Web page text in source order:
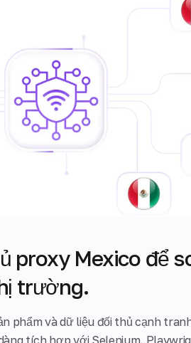
proxy Mexico để
trường.
phẩm và dữ liệu đối thủ cạnh
tích hợp với Selenium,